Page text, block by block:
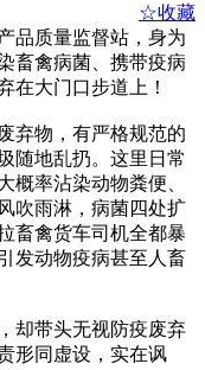
☆收藏
品质量监督站，身为
畜禽病菌、携带疫病
在大门口步道上！
弃物，有严格规范的
随地乱扔。这里日常
概率沾染动物粪便、
吹雨淋，病菌四处扩
畜禽货车司机全都暴
发动物疫病甚至人畜
却带头无视防疫废弃
形同虚设，实在讽